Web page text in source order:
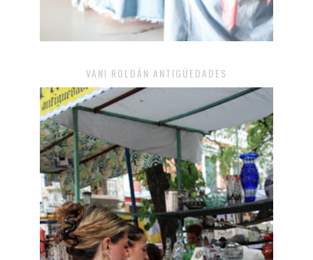
VANI ROLDÁN ANTIGÜEDADES